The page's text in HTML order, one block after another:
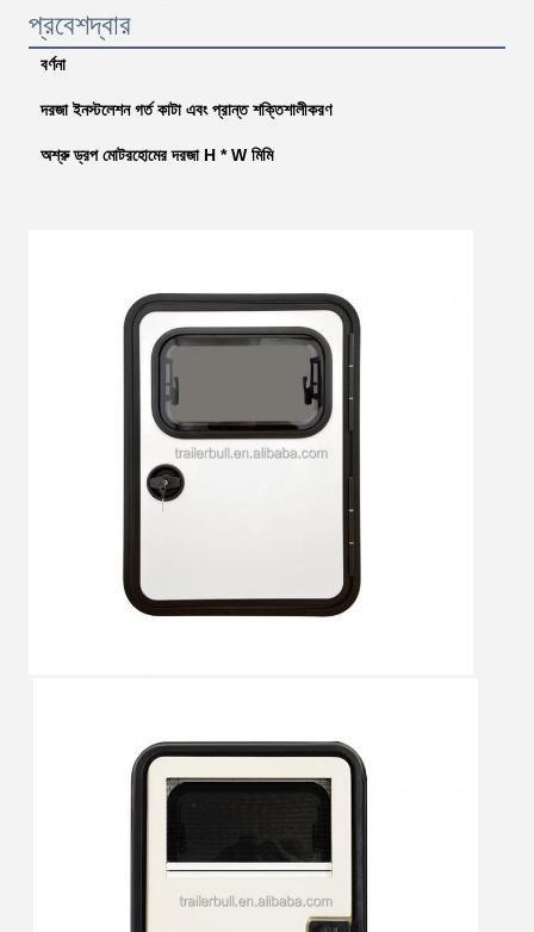
প্রবেশদ্বার
বর্ণনা
দরজা ইনস্টলেশন গর্ত কাটা এবং প্রান্ত শক্তিশালীকরণ
অশ্রু ড্রপ মোটরহোমের দরজা H * W মিমি